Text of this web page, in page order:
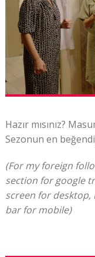
Hazır mısınız?
Sezonun en
(For my foreign
section for google
screen for
bar for mobile)